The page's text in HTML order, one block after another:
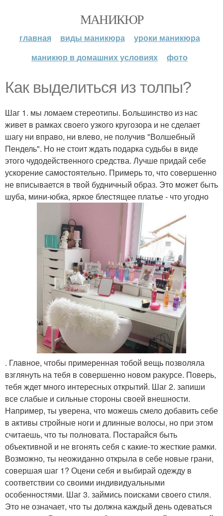
МАНИКЮР
главная виды маникюра
уроки маникюра
маникюр в домашних условиях
фото
Как выделиться из толпы?
Шаг 1. мы ломаем стереотипы. Большинство из нас
живет в рамках своего узкого кругозора и не сделает
шагу ни вправо, ни влево, не получив "Волшебный
Пендель". Но не стоит ждать подарка судьбы в виде
этого чудодейственного средства. Лучше придай себе
ускорение самостоятельно. Примерь то, что совершенно
не вписывается в твой будничный образ. Это может быть
шуба, мини-юбка, яркое блестящее платье - что угодно
. Главное, чтобы примеренная тобой вещь позволяла
взглянуть на тебя в совершенно новом ракурсе. Поверь,
тебя ждет много интересных открытий. Шаг 2. запиши
все слабые и сильные стороны своей внешности.
Например, ты уверена, что можешь смело добавить себе
в активы стройные ноги и длинные волосы, но при этом
считаешь, что ты полновата. Постарайся быть
объективной и не вгонять себя с какие-то жесткие рамки.
Возможно, ты неожиданно открыла в себе новые грани,
совершая шаг 1? Оцени себя и выбирай одежду в
соответствии со своими индивидуальными
особенностями. Шаг 3. займись поисками своего стиля.
Это не означает, что ты должна каждый день одеваться